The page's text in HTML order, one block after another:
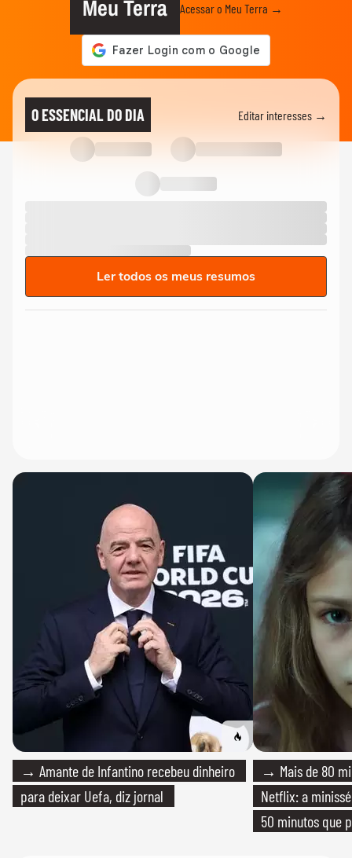
Meu Terra Acessar o Meu Terra →
O ESSENCIAL DO DIA Editar interesses →
Ler todos os meus resumos
→ Amante de Infantino recebeu dinheiro
para deixar Uefa, diz jornal
→ Mais de 80
Netflix: a
50 minutos que